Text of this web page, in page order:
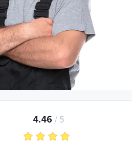
4.46 / 5